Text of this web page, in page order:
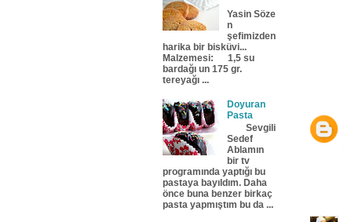
Yasin Söze
n
şefimizden
harika bir bisküvi...
Malzemesi: 1,5 su
bardağı un 175 gr.
tereyağı ...
Doyuran
Pasta
Sevgili
Sedef
Ablamın
bir tv
programında yaptığı bu
pastaya bayıldım. Daha
önce buna benzer birkaç
pasta yapmıştım bu da ...